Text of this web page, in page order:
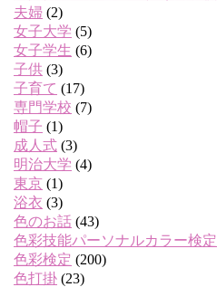
夫婦 (2)
女子大学 (5)
女子学生 (6)
子供 (3)
子育て (17)
専門学校 (7)
帽子 (1)
成人式 (3)
明治大学 (4)
東京 (1)
浴衣 (3)
色のお話 (43)
色彩技能パーソナルカラー検定
色彩検定 (200)
色打掛 (23)